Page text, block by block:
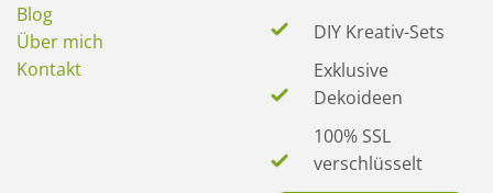
Blog
Über mich
Kontakt
DIY Kreativ-Sets
Exklusive
Dekoideen
100% SSL
verschlüsselt